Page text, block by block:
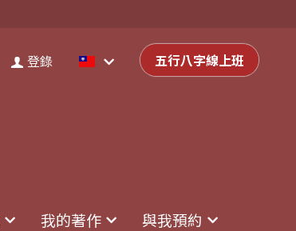
我的著作 與我預約
登錄 五行八字線上班
我的著作 與我預約
登錄 五行八字線上班